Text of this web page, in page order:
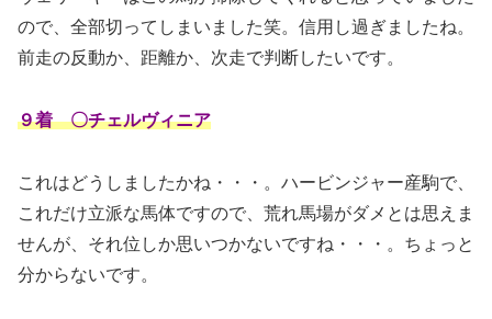
ので、全部切ってしまいました笑。信用し過ぎましたね。
前走の反動か、距離か、次走で判断したいです。
９着 〇チェルヴィニア
これはどうしましたかね・・・。ハービンジャー産駒で、
これだけ立派な馬体ですので、荒れ馬場がダメとは思えま
せんが、それ位しか思いつかないですね・・・。ちょっと
分からないです。